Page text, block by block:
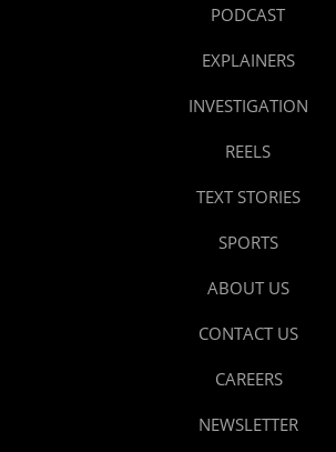
PODCAST
EXPLAINERS
INVESTIGATION
REELS
TEXT STORIES
SPORTS
ABOUT US
CONTACT US
CAREERS
NEWSLETTER